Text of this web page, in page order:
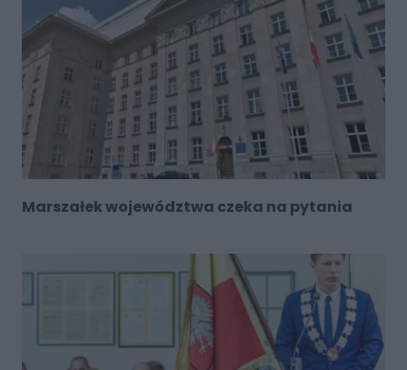
Marszałek województwa czeka na pytania